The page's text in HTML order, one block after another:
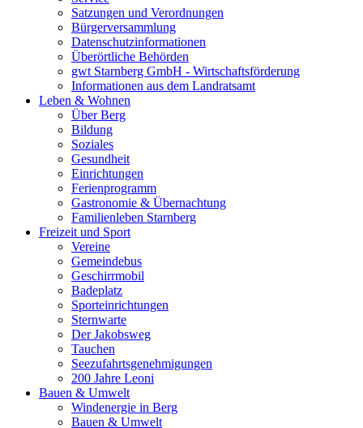
Satzungen und Verordnungen
Bürgerversammlung
Datenschutzinformationen
Überörtliche Behörden
gwt Starnberg GmbH - Wirtschaftsförderung
Informationen aus dem Landratsamt
Leben & Wohnen
Über Berg
Bildung
Soziales
Gesundheit
Einrichtungen
Ferienprogramm
Gastronomie & Übernachtung
Familienleben Starnberg
Freizeit und Sport
Vereine
Gemeindebus
Geschirrmobil
Badeplatz
Sporteinrichtungen
Sternwarte
Der Jakobsweg
Tauchen
Seezufahrtsgenehmigungen
200 Jahre Leoni
Bauen & Umwelt
Windenergie in Berg
Bauen & Umwelt